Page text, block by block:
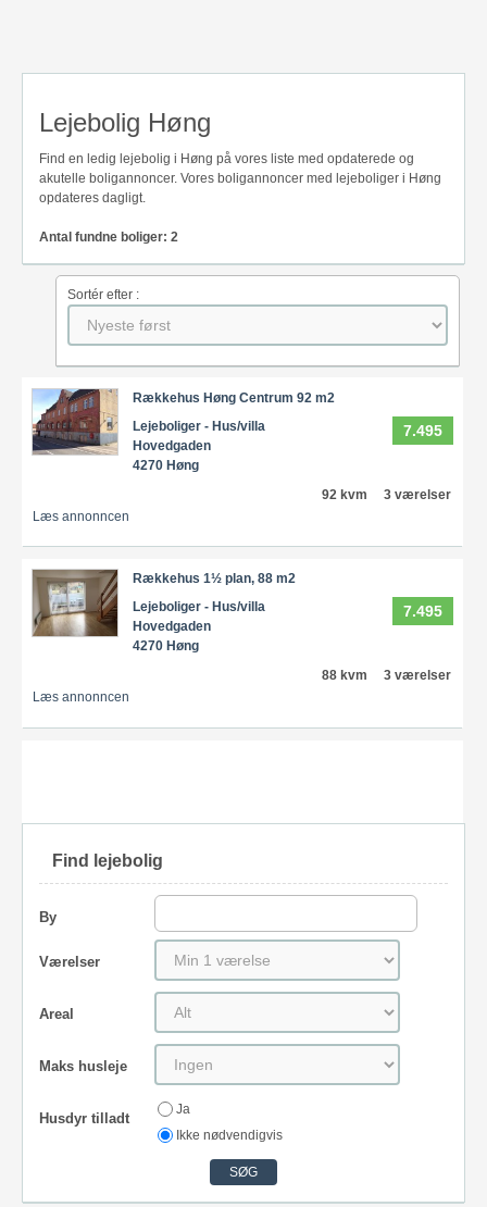
Lejebolig Høng
Find en ledig lejebolig i Høng på vores liste med opdaterede og
akutelle boligannoncer. Vores boligannoncer med lejeboliger i Høng
opdateres dagligt.
Antal fundne boliger: 2
Sortér efter :
Rækkehus Høng Centrum 92 m2
7.495
Lejeboliger - Hus/villa
Hovedgaden
4270 Høng
92 kvm
3 værelser
Læs annonncen
Rækkehus 1½ plan, 88 m2
7.495
Lejeboliger - Hus/villa
Hovedgaden
4270 Høng
88 kvm
3 værelser
Læs annonncen
Find lejebolig
By
Værelser
Areal
Maks husleje
Husdyr tilladt
Ja
Ikke nødvendigvis